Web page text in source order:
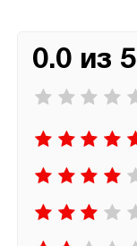
0.0 из 5